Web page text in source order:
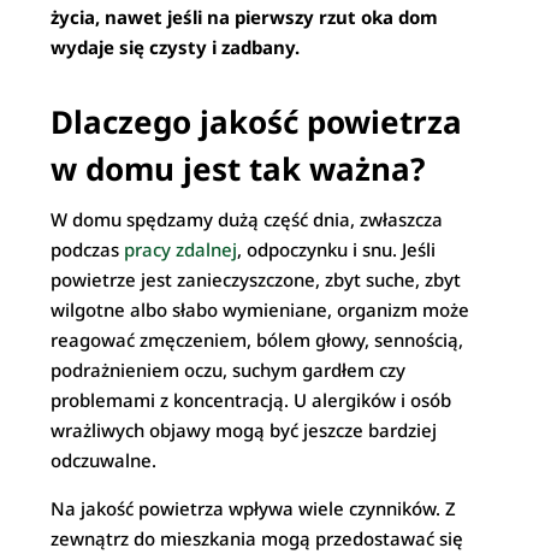
życia, nawet jeśli na pierwszy rzut oka dom
wydaje się czysty i zadbany.
Dlaczego jakość powietrza
w domu jest tak ważna?
W domu spędzamy dużą część dnia, zwłaszcza
podczas pracy zdalnej, odpoczynku i snu. Jeśli
powietrze jest zanieczyszczone, zbyt suche, zbyt
wilgotne albo słabo wymieniane, organizm może
reagować zmęczeniem, bólem głowy, sennością,
podrażnieniem oczu, suchym gardłem czy
problemami z koncentracją. U alergików i osób
wrażliwych objawy mogą być jeszcze bardziej
odczuwalne.
Na jakość powietrza wpływa wiele czynników. Z
zewnątrz do mieszkania mogą przedostawać się